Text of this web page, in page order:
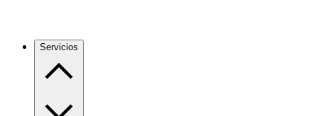
Servicios